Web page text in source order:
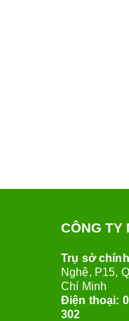
CÔNG TY
Trụ sở
Nghệ, P15,
Chí Minh
Điện thoại:
302